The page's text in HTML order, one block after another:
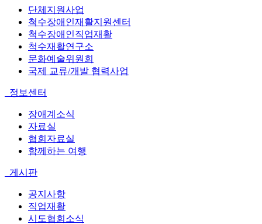
단체지원사업
척수장애인재활지원센터
척수장애인직업재활
척수재활연구소
문화예술위원회
국제 교류/개발 협력사업
정보센터
장애계소식
자료실
협회자료실
함께하는 여행
게시판
공지사항
직업재활
시도협회소식